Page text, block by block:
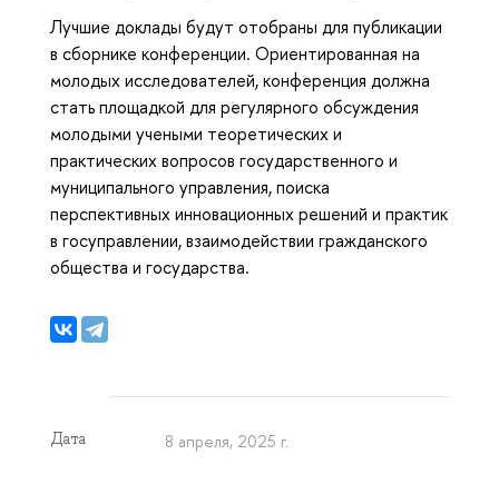
Лучшие доклады будут отобраны для публикации
в сборнике конференции. Ориентированная на
молодых исследователей, конференция должна
стать площадкой для регулярного обсуждения
молодыми учеными теоретических и
практических вопросов государственного и
муниципального управления, поиска
перспективных инновационных решений и практик
в госуправлении, взаимодействии гражданского
общества и государства.
Дата 8 апреля, 2025 г.